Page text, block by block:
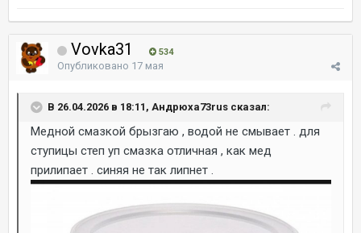
Vovka31 534
Опубликовано 17 мая
В 26.04.2026 в 18:11, Андрюха73rus сказал:
Медной смазкой брызгаю , водой не смывает . для
ступицы степ уп смазка отличная , как мед
прилипает . синяя не так липнет .